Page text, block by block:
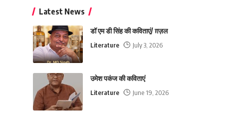
Latest News
डॉ एम डी सिंह की कविताएं/ ग़ज़ल
Literature July 3, 2026
उमेश पकंज की कविताएं
Literature June 19, 2026